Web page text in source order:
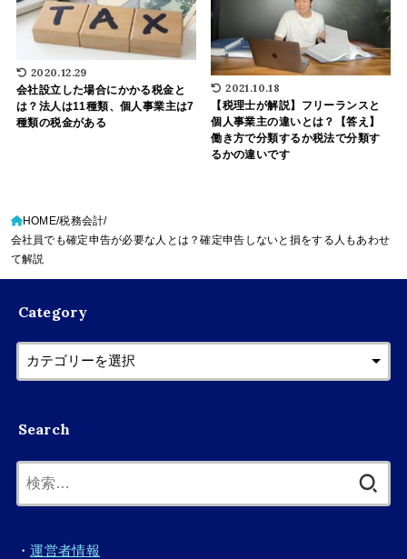
2020.12.29
会社設立した場合にかかる税金と
は？法人は11種類、個人事業主は7
種類の税金がある
2021.10.18
【税理士が解説】フリーランスと
個人事業主の違いとは？【答え】
働き方で分類するか税法で分類す
るかの違いです
HOME 税務会計
会社員でも確定申告が必要な人とは？確定申告しないと損をする人もあわせ
て解説
Category
Search
・運営者情報